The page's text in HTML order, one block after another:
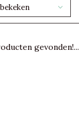
gevonden!...